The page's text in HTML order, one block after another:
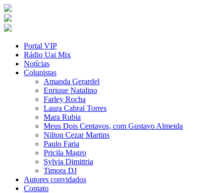
Portal VIP
Rádio Uai Mix
Notícias
Colunistas
Amanda Gerardel
Enrique Natalino
Farley Rocha
Laura Cabral Torres
Mara Rubia
Meus Dois Centavos, com Gustavo Almeida
Nilton Cezar Martins
Paulo Faria
Pricila Magro
Sylvia Dimittria
Timora DJ
Autores convidados
Contato